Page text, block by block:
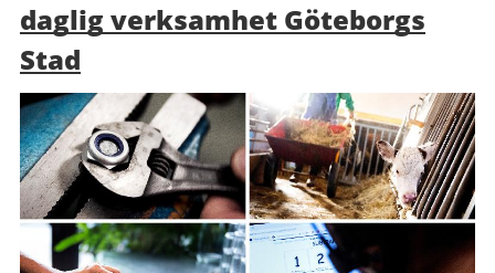
daglig verksamhet Göteborgs
Stad